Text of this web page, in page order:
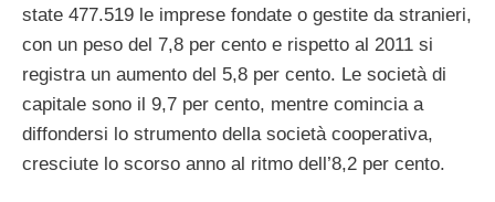
state 477.519 le imprese fondate o gestite da stranieri,
con un peso del 7,8 per cento e rispetto al 2011 si
registra un aumento del 5,8 per cento. Le società di
capitale sono il 9,7 per cento, mentre comincia a
diffondersi lo strumento della società cooperativa,
cresciute lo scorso anno al ritmo dell’8,2 per cento.